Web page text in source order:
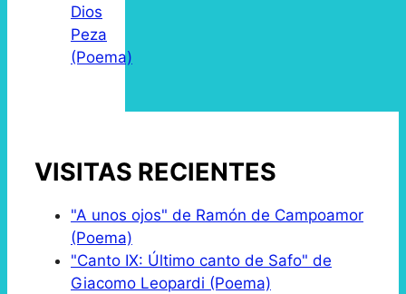
Dios
Peza
(Poema)
VISITAS RECIENTES
"A unos ojos" de Ramón de Campoamor
(Poema)
"Canto IX: Último canto de Safo" de
Giacomo Leopardi (Poema)